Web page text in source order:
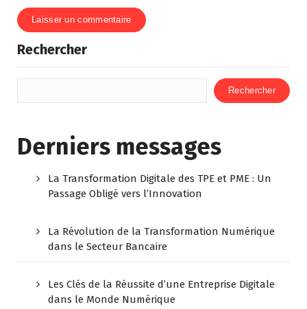
Rechercher
Rechercher
Derniers messages
La Transformation Digitale des TPE et PME : Un
Passage Obligé vers l’Innovation
La Révolution de la Transformation Numérique
dans le Secteur Bancaire
Les Clés de la Réussite d’une Entreprise Digitale
dans le Monde Numérique